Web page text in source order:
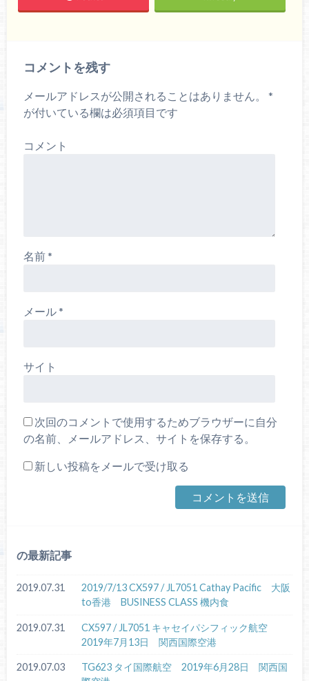
コメントを残す
メールアドレスが公開されることはありません。
*
が付いている欄は必須項目です
コメント
名前*
メール*
サイト
次回のコメントで使用するためブラウザーに自分
の名前、メールアドレス、サイトを保存する。
新しい投稿をメールで受け取る
の最新記事
2019.07.31
2019/7/13 CX597 / JL7051 Cathay Pacific 大阪
to香港 BUSINESS CLASS 機内食
2019.07.31
CX597 / JL7051 キャセイパシフィック航空
2019年7月13日 関西国際空港
2019.07.03
TG623 タイ国際航空 2019年6月28日 関西国